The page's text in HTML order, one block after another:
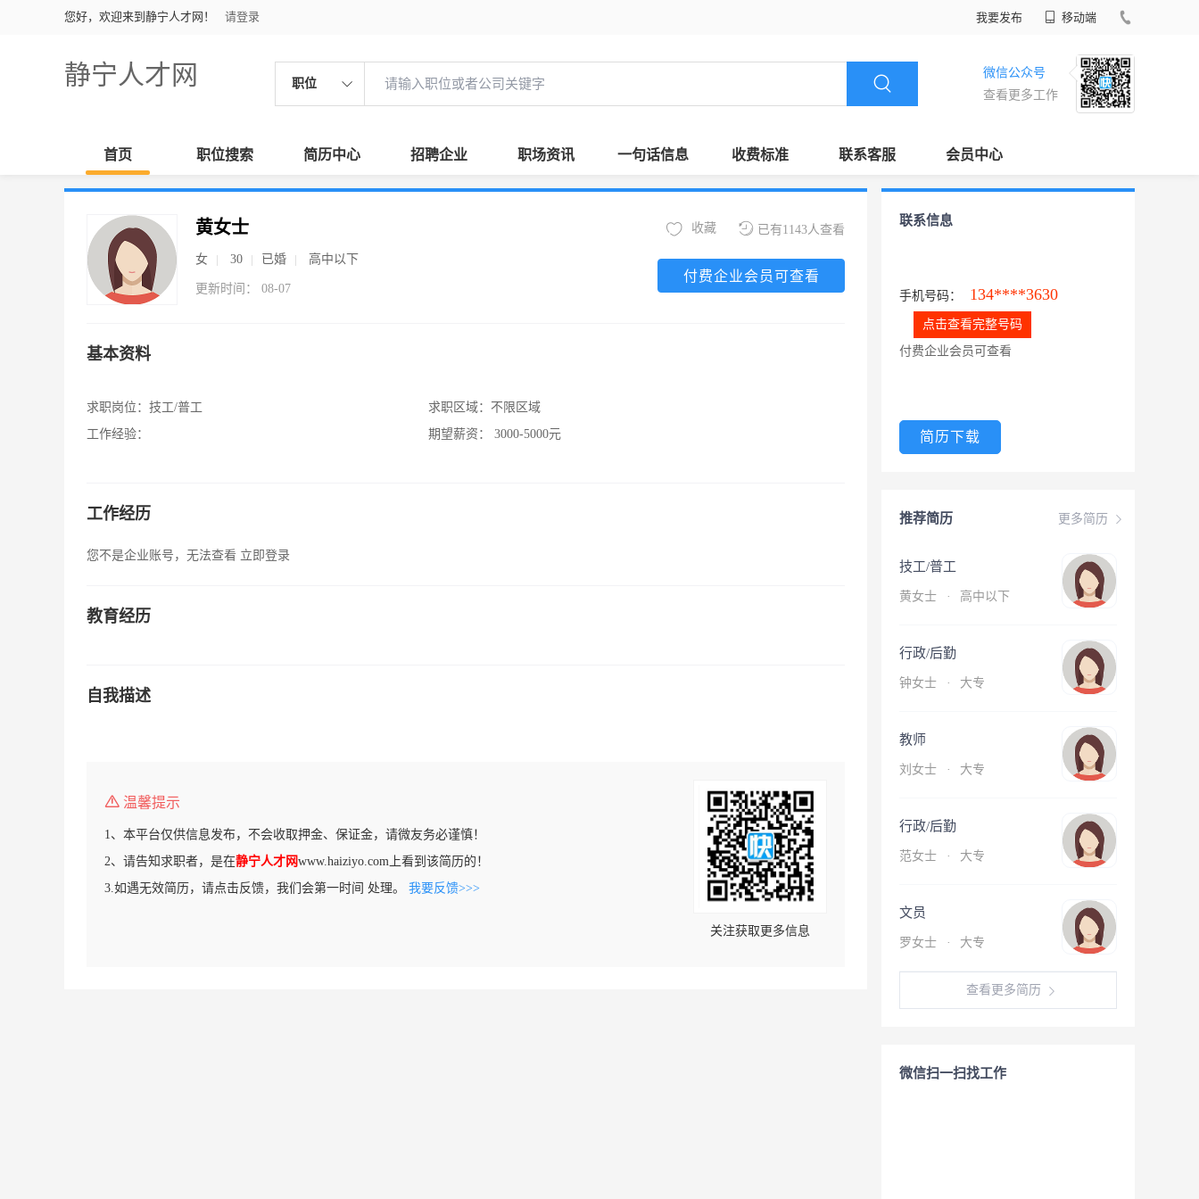
您好，欢迎来到静宁人才网！ 请登录 我要发布 移动端
静宁人才网 职位
微信公众号
查看更多工作
首页 职位搜索 简历中心 招聘企业 职场资讯 一句话信息 收费标准 联系客服 会员中心
黄女士
女 30 已婚 高中以下
更新时间： 08-07
已有1143人查看
收藏
付费企业会员可查看
基本资料
求职岗位： 技工/普工
工作经验：
求职区域： 不限区域
期望薪资：
3000-5000元
工作经历
您不是企业账号，无法查看 立即登录
教育经历
自我描述
温馨提示
1、本平台仅供信息发布，不会收取押金、保证金，请微友务必谨慎！
2、请告知求职者，是在静宁人才网www.haiziyo.com上看到该简历的！
3.如遇无效简历，请点击反馈，我们会第一时间 处理。 我要反馈>>>
关注获取更多信息
联系信息
手机号码： 134****3630
点击查看完整号码
付费企业会员可查看
简历下载
更多简历
推荐简历
技工/普工
黄女士 · 高中以下
行政/后勤
钟女士 · 大专
教师
刘女士 · 大专
行政/后勤
范女士 · 大专
文员
罗女士 · 大专
查看更多简历
微信扫一扫找工作